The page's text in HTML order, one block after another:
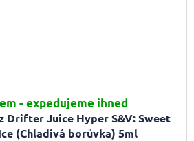
Drifter Juice Hyper S&V: Sweet
(Chladivá borůvka) 5ml
- expedujeme ihned